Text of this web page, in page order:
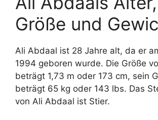
Größe und
Ali Abdaal ist 28 Jahre alt, da er
1994 geboren wurde. Die Größe
beträgt 1,73 m oder 173 cm, sein
beträgt 65 kg oder 143 lbs. Das
von Ali Abdaal ist Stier.